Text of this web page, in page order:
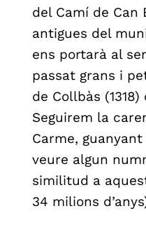
del Camí de Can
antigues del
ens portarà al
passat grans i
de Collbàs
Seguirem la
Carme,
veure algun
similitud a
34 milions